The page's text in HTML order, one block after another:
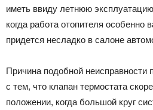
иметь ввиду летнюю
когда работа отопителя
придется несладко в салоне
Причина подобной неисправности
с тем, что клапан термостата
положении, когда большой круг